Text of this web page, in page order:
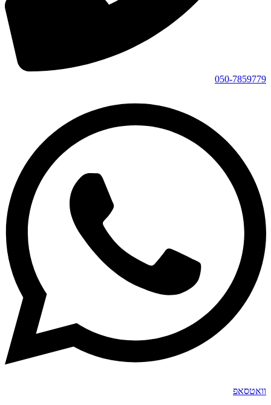
050-7859779
וואטסאפ